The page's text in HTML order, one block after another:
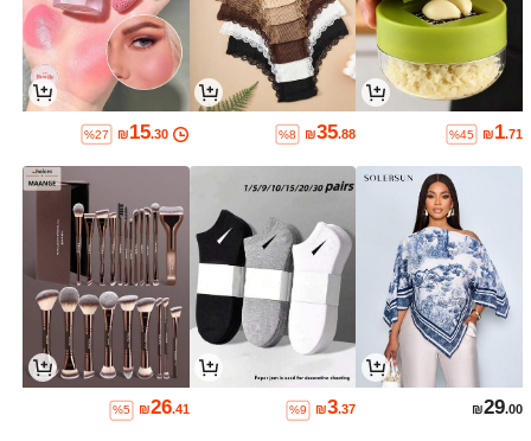
₪1.71
%45
₪35.88
%8
₪15.30
%27
₪29.00
₪3.37
%9
₪26.41
%5